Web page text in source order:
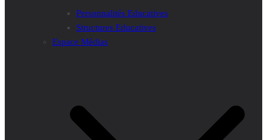
Personnalités Educatives
Structures Educatives
Espace Médias